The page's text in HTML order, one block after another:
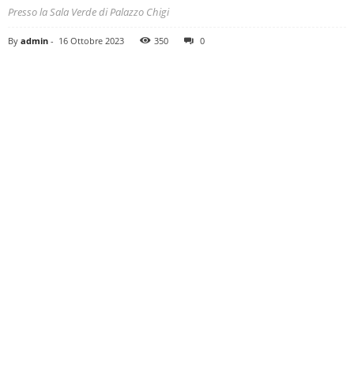
Presso la Sala Verde di Palazzo Chigi
By admin - 16 Ottobre 2023 350 0